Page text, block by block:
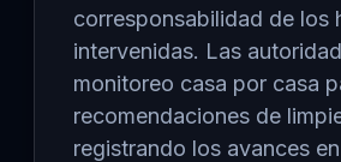
corresponsabilidad de los
intervenidas. Las
monitoreo casa por casa
recomendaciones de
registrando los avances